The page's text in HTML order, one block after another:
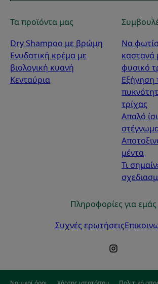
Τα προϊόντα μας
Dry Shampoo με βρώμη
Ενυδατική κρέμα με
βιολογική κυανή
Κενταύρια
Να
καστανά
φυσικό
Εξήγηση
τρίχας
Απαλό
μέντα
Τι
Πληροφορίες για εμάς
Συχνές ερωτήσεις